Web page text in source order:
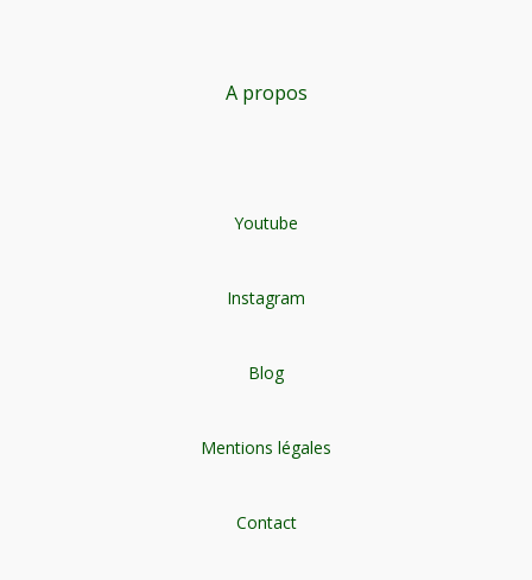
A propos
Youtube
Instagram
Blog
Mentions légales
Contact